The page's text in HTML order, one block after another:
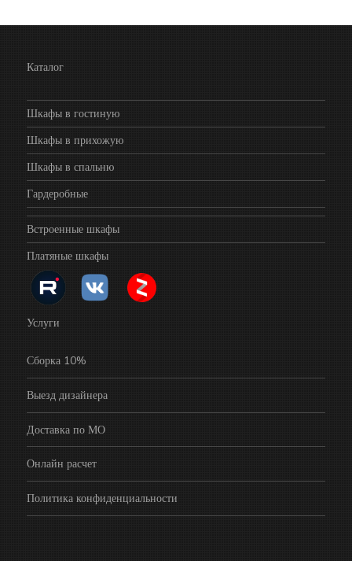
Каталог
Шкафы в гостиную
Шкафы в прихожую
Шкафы в спальню
Гардеробные
Встроенные шкафы
Платяные шкафы
Услуги
Сборка 10%
Выезд дизайнера
Доставка по МО
Онлайн расчет
Политика конфиденциальности